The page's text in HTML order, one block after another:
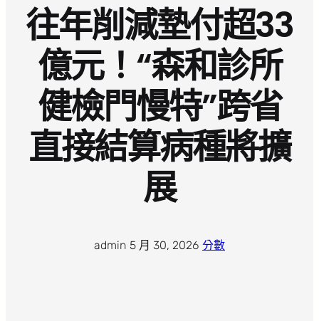
往年削減墊付超33
億元！“森和診所
健檢門慢特”跨省
直接結算病種將擴
展
admin 5 月 30, 2026 分數